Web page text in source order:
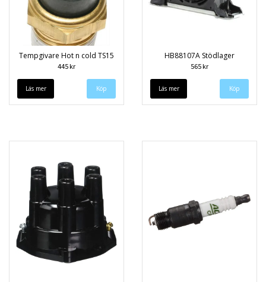
Tempgivare Hot n cold TS15
445 kr
Läs mer
HB88107A Stödlager
565 kr
Läs mer